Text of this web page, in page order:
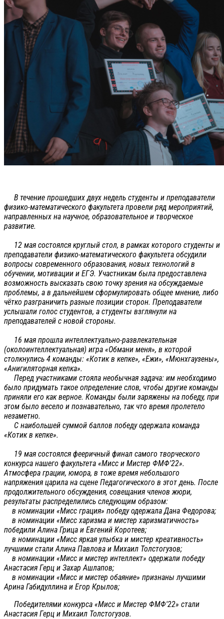
В течение прошедших двух недель студенты и преподаватели
физико-математического факультета провели ряд мероприятий,
направленных на научное, образовательное и творческое
развитие.
12 мая состоялся круглый стол, в рамках которого студенты и
преподаватели физико-математического факультета обсудили
вопросы современного образования, новых технологий в
обучении, мотивации и ЕГЭ. Участникам была предоставлена
возможность высказать свою точку зрения на обсуждаемые
проблемы, а в дальнейшем сформулировать общее мнение, либо
чётко разграничить разные позиции сторон. Преподаватели
услышали голос студентов, а студенты взглянули на
преподавателей с новой стороны.
16 мая прошла интеллектуально-развлекательная
(околоинтеллектуальная) игра «Обмани меня», в которой
столкнулись 4 команды: «Котик в кепке», «Ежи», «Мюнхгаузены»,
«Анигиляторная кепка».
Перед участниками стояла необычная задача: им необходимо
было придумать такое определение слов, чтобы другие команды
приняли его как верное. Команды были заряжены на победу, при
этом было весело и познавательно, так что время пролетело
незаметно.
С наибольшей суммой баллов победу одержала команда
«Котик в кепке».
19 мая состоялся фееричный финал самого творческого
конкурса нашего факультета «Мисс и Мистер ФМФ'22».
Атмосфера грации, юмора, в тоже время небольшого
напряжения царила на сцене Педагогического в этот день. После
продолжительного обсуждения, совещания членов жюри,
результаты распределились следующим образом:
в номинации «Мисс грация» победу одержала Дана Федорова;
в номинации «Мисс харизма и мистер харизматичность»
победили Алина Грица и Евгений Коротеев;
в номинации «Мисс яркая улыбка и мистер креативность»
лучшими стали Алина Павлова и Михаил Толстогузов;
в номинации «Мисс и мистер интеллект» одержали победу
Анастасия Герц и Захар Ашлапов;
в номинации «Мисс и мистер обаяние» признаны лучшими
Арина Габидуллина и Егор Крылов;
Победителями конкурса «Мисс и Мистер ФМФ'22» стали
Анастасия Герц и Михаил Толстогузов.